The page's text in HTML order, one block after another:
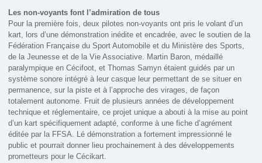
Les non-voyants font l’admiration de tous
Pour la première fois, deux pilotes non-voyants ont pris le volant d’un
kart, lors d’une démonstration inédite et encadrée, avec le soutien de la
Fédération Française du Sport Automobile et du Ministère des Sports,
de la Jeunesse et de la Vie Associative. Martin Baron, médaillé
paralympique en Cécifoot, et Thomas Samyn étaient guidés par un
système sonore intégré à leur casque leur permettant de se situer en
permanence, sur la piste et à l’approche des virages, de façon
totalement autonome. Fruit de plusieurs années de développement
technique et réglementaire, ce projet unique a abouti à la mise au point
d’un kart spécifiquement adapté, conforme à une fiche d’agrément
éditée par la FFSA. Lé démonstration a fortement impressionné le
public et pourrait donner lieu prochainement à des développements
prometteurs pour le Cécikart.